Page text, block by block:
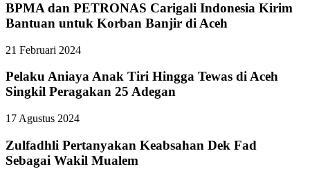
BPMA dan PETRONAS Carigali Indonesia Kirim
Bantuan untuk Korban Banjir di Aceh
21 Februari 2024
Pelaku Aniaya Anak Tiri Hingga Tewas di Aceh
Singkil Peragakan 25 Adegan
17 Agustus 2024
Zulfadhli Pertanyakan Keabsahan Dek Fad
Sebagai Wakil Mualem